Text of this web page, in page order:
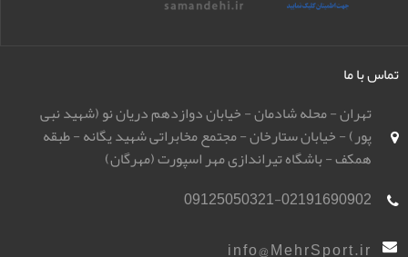
تماس با ما
تهران - محله شادمان - خیابان دوازدهم دریان نو (شهید نبی
پور) - خیابان ستارخان - مجتمع مخابراتی شهید یگانه - طبقه
همکف - باشگاه تیراندازی مهر اسپورت (مهرگان)
09125050321-02191690902
info@MehrSport.ir